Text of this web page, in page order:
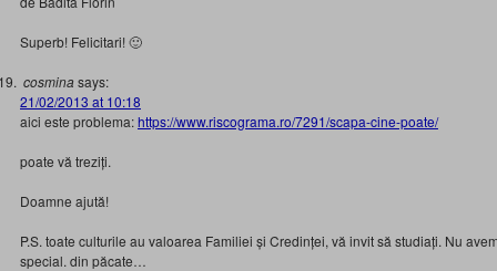
Superb! Felicitari! 🙂
cosminasays:
21/02/2013 at 10:18
aici este problema:https://www.riscograma.ro/7291/scapa-cine-poate/
poate vă treziți.
Doamne ajută!
P.S. toate culturile au valoarea Familiei și Credinței, vă invit să studiați. Nu
special. din păcate…